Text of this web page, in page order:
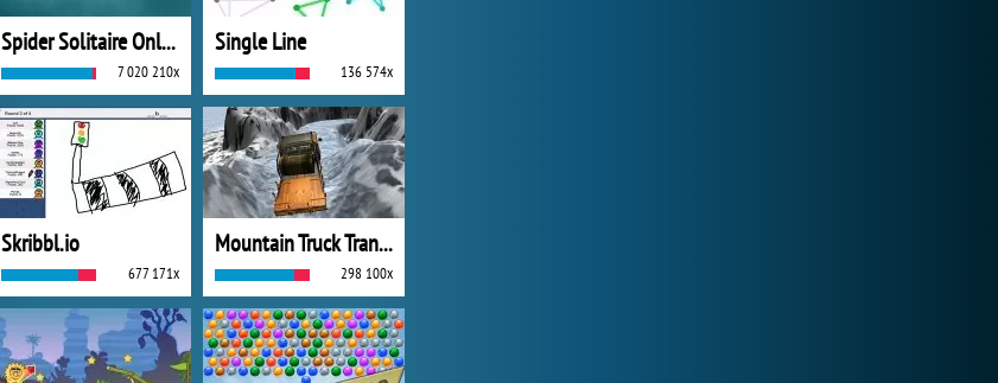
Spider Solitaire Online
7 020 210x
Single Line
136 574x
Skribbl.io
677 171x
Mountain Truck Transport
298 100x